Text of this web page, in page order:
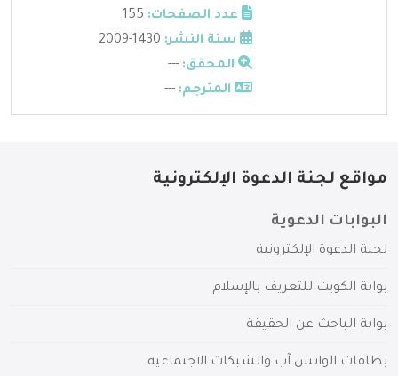
عدد الصفحات:
سنة النشر:
المحقق: ---
المترجم: ---
مواقع لجنة الدعوة الإلكترونية
البوابات الدعوية
لجنة الدعوة الإلكترونية
بوابة الكويت للتعريف بالإسلام
بوابة الباحث عن الحقيقة
بطاقات الواتس آب والشبكات الاجتماعية